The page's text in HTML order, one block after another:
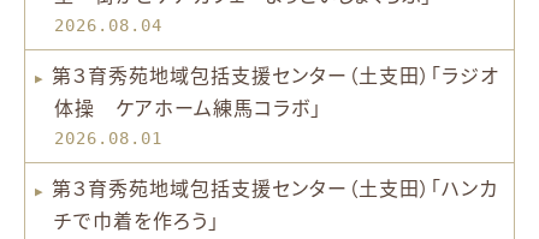
2026.08.04
第３育秀苑地域包括支援センター（土支田）「ラジオ
体操 ケアホーム練馬コラボ」
2026.08.01
第３育秀苑地域包括支援センター（土支田）「ハンカ
チで巾着を作ろう」